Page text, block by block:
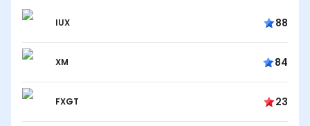
IUX 88
XM 84
FXGT 23